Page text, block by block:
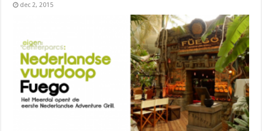
dec 2, 2015